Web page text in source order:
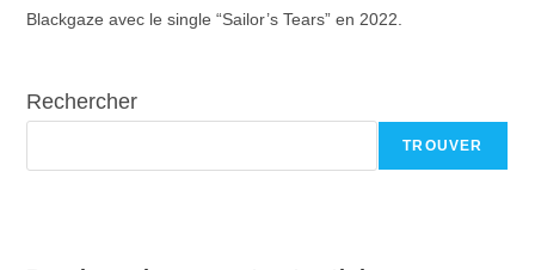
Blackgaze avec le single “Sailor’s Tears” en 2022.
Rechercher
TROUVER